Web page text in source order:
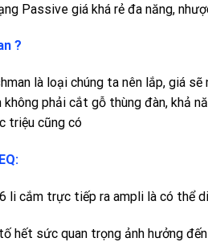
Passive giá khá rẻ đa năng,
?
là loại chúng ta nên lắp, giá
phải cắt gỗ thùng đàn, khả
triệu cũng có
li cắm trực tiếp ra ampli là có thể
hết sức quan trọng ảnh hưởng